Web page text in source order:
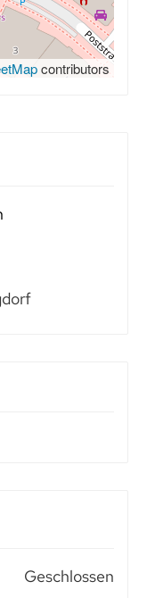
contributors
Geschlossen